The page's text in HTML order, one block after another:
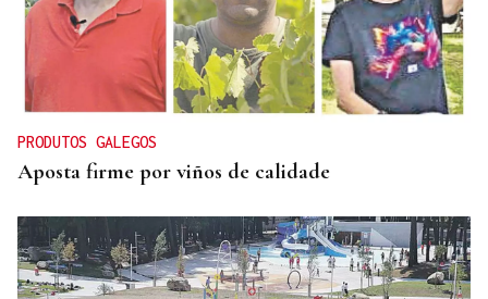
PRODUTOS GALEGOS
Aposta firme por viños de calidade